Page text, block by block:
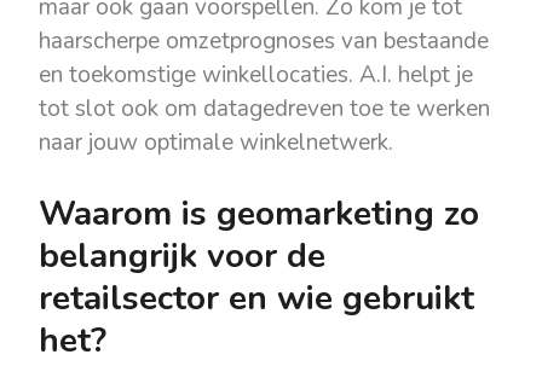
maar ook gaan voorspellen. Zo kom je tot
haarscherpe omzetprognoses van bestaande
en toekomstige winkellocaties. A.I. helpt je
tot slot ook om datagedreven toe te werken
naar jouw optimale winkelnetwerk.
Waarom is geomarketing zo
belangrijk voor de
retailsector en wie gebruikt
het?